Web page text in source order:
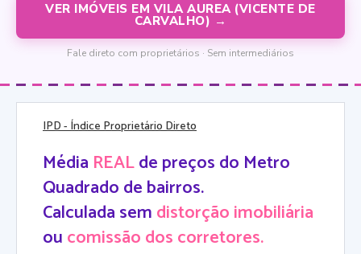
VER IMÓVEIS EM VILA AUREA (VICENTE DE
CARVALHO) →
Fale direto com proprietários · Sem intermediários
IPD- Índice Proprietário Direto
Média REALde preços do Metro
Quadrado de bairros.
Calculada semdistorção imobiliária
oucomissão dos corretores.